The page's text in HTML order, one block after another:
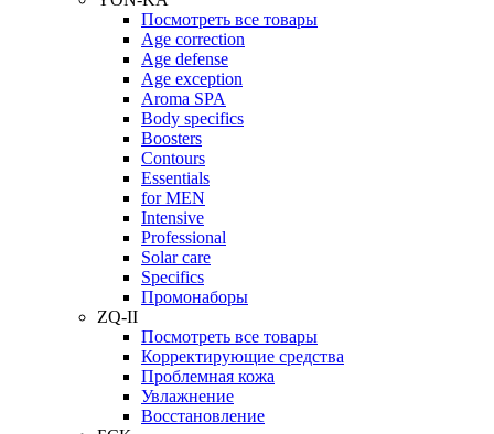
Посмотреть все товары
Age correction
Age defense
Age exception
Aroma SPA
Body specifics
Boosters
Contours
Essentials
for MEN
Intensive
Professional
Solar care
Specifics
Промонаборы
ZQ-II
Посмотреть все товары
Корректирующие средства
Проблемная кожа
Увлажнение
Восстановление